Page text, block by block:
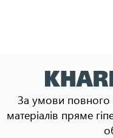
За умови повного
матеріалів пряме